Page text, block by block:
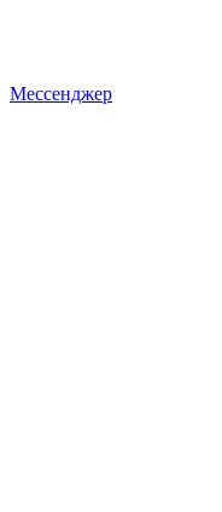
Мессенджер